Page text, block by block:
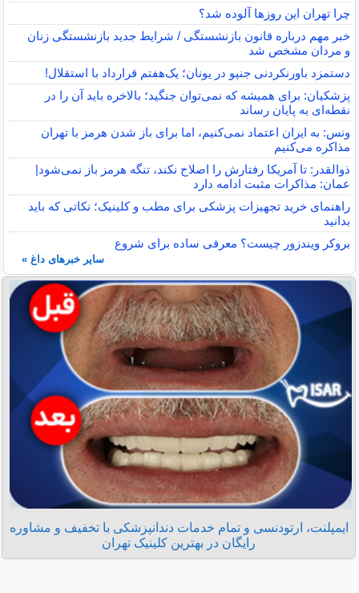
چرا تهران این روزها آلوده شد؟
خبر مهم درباره قانون بازنشستگی / شرایط جدید بازنشستگی زنان
و مردان مشخص شد
دستمزد باورنکردنی جنپو در یونان؛ یک‌هفتم قرارداد با استقلال!
پزشکیان: برای همیشه که نمی‌توان جنگید؛ بالاخره باید آن را در
نقطه‌ای به پایان رساند
ونس: به ایران اعتماد نمی‌کنیم، اما برای باز شدن هرمز با تهران
مذاکره می‌کنیم
ذوالقدر: تا آمریکا رفتارش را اصلاح نکند، تنگه هرمز باز نمی‌شود|
عمان: مذاکرات مثبت ادامه دارد
راهنمای خرید تجهیزات پزشکی برای مطب و کلینیک؛ نکاتی که باید
بدانید
بروکر ویندزور چیست؟ معرفی ساده برای شروع
سایر خبرهای داغ »
ایمپلنت، ارتودنسی و تمام خدمات دندانپزشکی با تخفیف و مشاوره
رایگان در بهترین کلینیک تهران